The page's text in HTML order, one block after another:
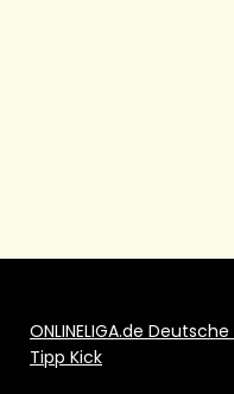
ONLINELIGA.de
Tipp Kick